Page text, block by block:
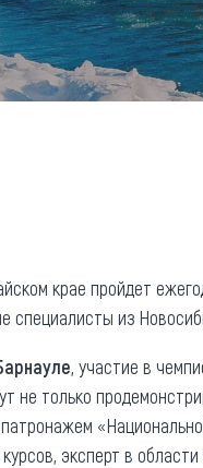
Объекты истории и
Объекты развлечений
Топ туристических мест
Новости
Что привезти
крае пройдет
специалисты из
, участие в
не только
эксперт в